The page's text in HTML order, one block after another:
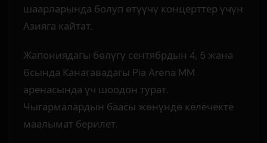
шаарларында болуп өтүүчү концерттер үчүн
Азияга кайтат.
Жапониядагы бөлүгү сентябрдын 4, 5 жана
6сында Канагавадагы Pia Arena MM
аренасында үч шоодон турат.
Чыгармалардын баасы жөнүндө келечекте
маалымат берилет.